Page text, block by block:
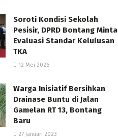
Soroti Kondisi Sekolah
Pesisir, DPRD Bontang Minta
Evaluasi Standar Kelulusan
TKA
12 Mei 2026
Warga Inisiatif Bersihkan
Drainase Buntu di Jalan
Gamelan RT 13, Bontang
Baru
27 Januari 2023